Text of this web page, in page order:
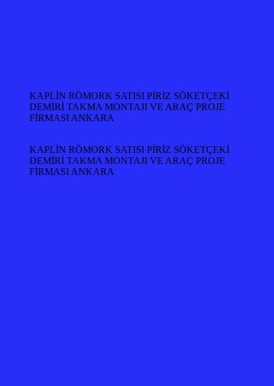
KAPLİN RÖMORK SATISI PİRİZ SÖKETÇEKİ
DEMİRİ TAKMA MONTAJI VE ARAÇ PROJE
FİRMASI ANKARA
KAPLİN RÖMORK SATISI PİRİZ SÖKETÇEKİ
DEMİRİ TAKMA MONTAJI VE ARAÇ PROJE
FİRMASI ANKARA